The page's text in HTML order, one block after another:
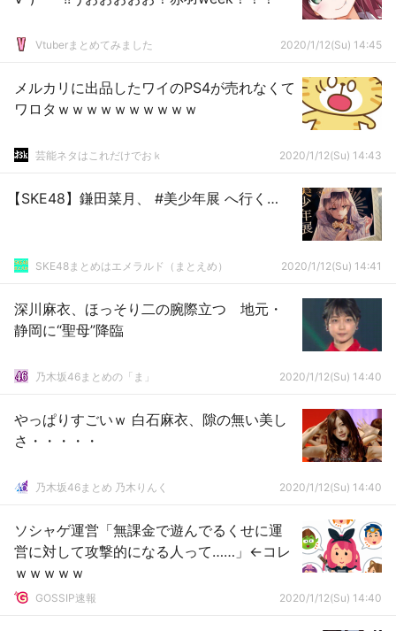
Vtuberまとめてみました 2020/1/12(Su) 14:45
メルカリに出品したワイのPS4が売れなくて
ワロタｗｗｗｗｗｗｗｗｗｗ
芸能ネタはこれだけでおｋ 2020/1/12(Su) 14:43
【SKE48】鎌田菜月、 #美少年展 へ行く…
SKE48まとめはエメラルド（まとえめ） 2020/1/12(Su) 14:41
深川麻衣、ほっそり二の腕際立つ 地元・
静岡に“聖母”降臨
乃木坂46まとめの「ま」 2020/1/12(Su) 14:40
やっぱりすごいｗ 白石麻衣、隙の無い美し
さ・・・・・
乃木坂46まとめ 乃木りんく 2020/1/12(Su) 14:40
ソシャゲ運営「無課金で遊んでるくせに運
営に対して攻撃的になる人って……」←コレ
ｗｗｗｗｗ
GOSSIP速報 2020/1/12(Su) 14:40